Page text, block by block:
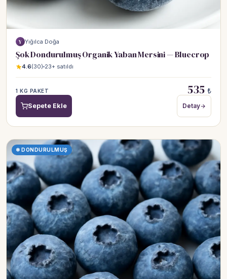
Y Yığılca Doğa
Şok Dondurulmuş Organik Yaban Mersini — Bluecrop
4.6(30) 23+ satıldı
1 KG PAKET 535 ₺
Sepete Ekle Detay
❄ DONDURULMUŞ